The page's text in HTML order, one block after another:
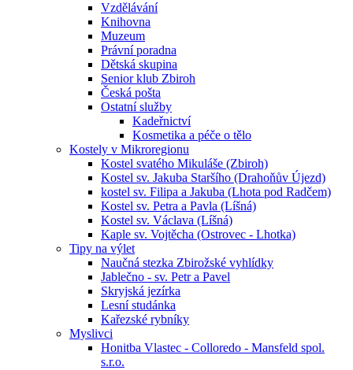
Vzdělávání
Knihovna
Muzeum
Právní poradna
Dětská skupina
Senior klub Zbiroh
Česká pošta
Ostatní služby
Kadeřnictví
Kosmetika a péče o tělo
Kostely v Mikroregionu
Kostel svatého Mikuláše (Zbiroh)
Kostel sv. Jakuba Staršího (Drahoňův Újezd)
kostel sv. Filipa a Jakuba (Lhota pod Radčem)
Kostel sv. Petra a Pavla (Líšná)
Kostel sv. Václava (Líšná)
Kaple sv. Vojtěcha (Ostrovec - Lhotka)
Tipy na výlet
Naučná stezka Zbirožské vyhlídky
Jablečno - sv. Petr a Pavel
Skryjská jezírka
Lesní studánka
Kařezské rybníky
Myslivci
Honitba Vlastec - Colloredo - Mansfeld spol.
s.r.o.